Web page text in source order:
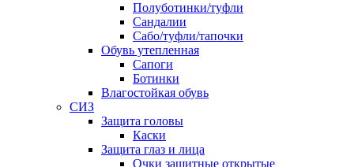
Полуботинки/туфли
Сандалии
Сабо/туфли/тапочки
Обувь утепленная
Сапоги
Ботинки
Влагостойкая обувь
СИЗ
Защита головы
Каски
Защита глаз и лица
Очки защитные открытые